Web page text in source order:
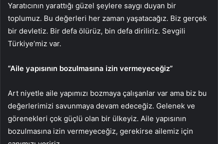
Yaratıcının yarattığı güzel şeylere saygı duyan bir
toplumuz. Bu değerleri her zaman yaşatacağız. Biz gerçek
bir devletiz. Bir defa ölürüz, bin defa diriliriz. Sevgili
Türkiye’miz var.
“Aile yapısının bozulmasına izin vermeyeceğiz”
Art niyetle aile yapımızı bozmaya çalışanlar var ama biz bu
değerlerimizi savunmaya devam edeceğiz. Gelenek ve
görenekleri çok güçlü olan bir ülkeyiz. Aile yapısının
bozulmasına izin vermeyeceğiz, gerekirse ailemiz için